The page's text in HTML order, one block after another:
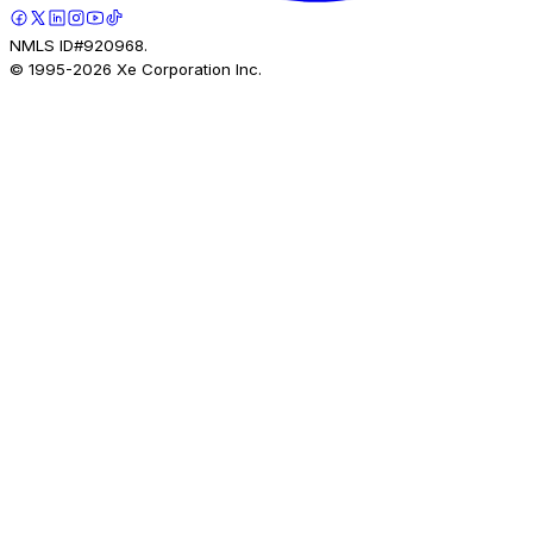
NMLS ID#920968.
© 1995-2026 Xe Corporation Inc.